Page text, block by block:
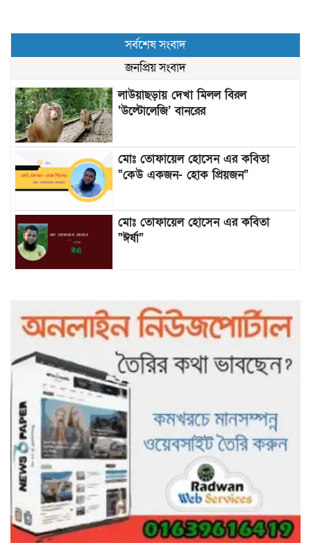
সর্বশেষ সংবাদ
জনপ্রিয় সংবাদ
লাউয়াছড়ায় দেখা মিলল বিরল
‘উল্টোলেজি’ বানরের
মোঃ তোফায়েল হোসেন এর কবিতা
“কেউ একজন- হোক প্রিয়জন”
মোঃ তোফায়েল হোসেন এর কবিতা
“ঈর্ষা”
আটকে পড়া ১০ পর্যটককে উদ্ধার করল
পুলিশ ও ফায়ার সার্ভিস
গাছ না কেটে আমাদের পুড়িয়ে মারলে
ভালো হতো’: বন বিভাগের নিষ্ঠুরতায়
নিঃস্ব কৃষক